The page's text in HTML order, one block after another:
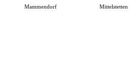
Mammendorf Mittelstetten